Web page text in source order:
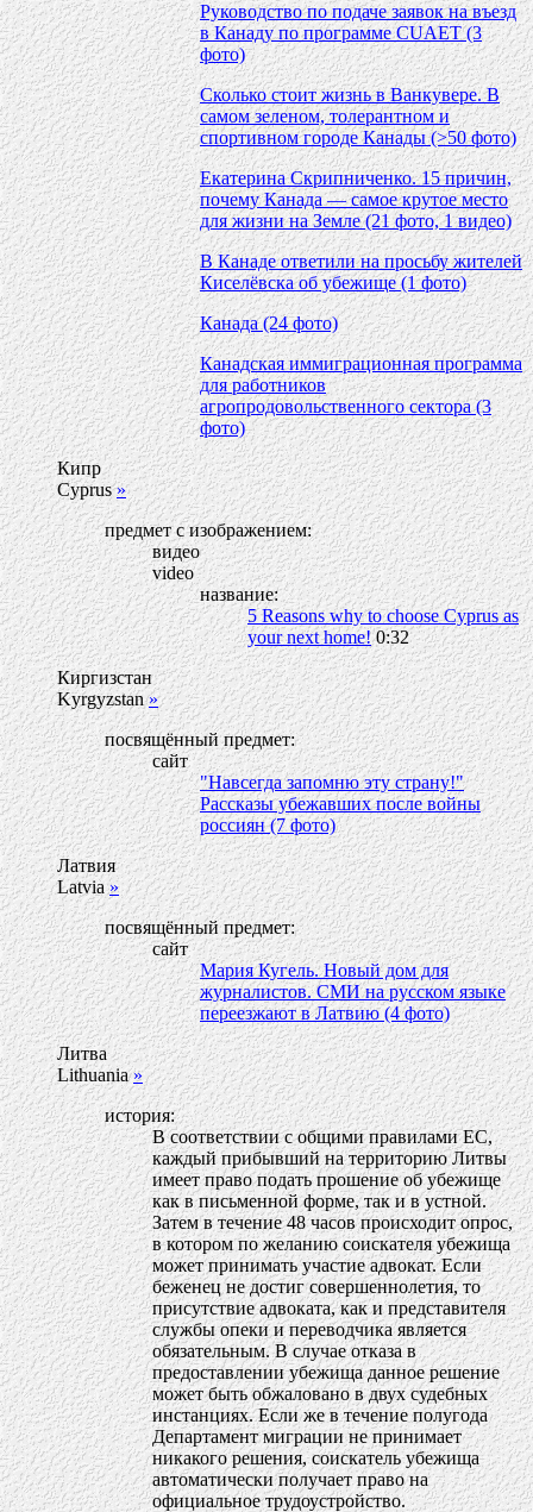
Руководство по подаче заявок на въезд
в Канаду по программе CUAET (3
фото)
Сколько стоит жизнь в Ванкувере. В
самом зеленом, толерантном и
спортивном городе Канады (>50 фото)
Екатерина Скрипниченко. 15 причин,
почему Канада — самое крутое место
для жизни на Земле (21 фото, 1 видео)
В Канаде ответили на просьбу жителей
Киселёвска об убежище (1 фото)
Канада (24 фото)
Канадская иммиграционная программа
для работников
агропродовольственного сектора (3
фото)
Кипр
Cyprus»
предмет с изображением:
видео
video
название:
5 Reasons why to choose Cyprus as
your next home!0:32
Киргизстан
Kyrgyzstan»
посвящённый предмет:
сайт
"Навсегда запомню эту страну!"
Рассказы убежавших после войны
россиян (7 фото)
Латвия
Latvia»
посвящённый предмет:
сайт
Мария Кугель. Новый дом для
журналистов. СМИ на русском языке
переезжают в Латвию (4 фото)
Литва
Lithuania»
история:
В соответствии с общими правилами ЕС,
каждый прибывший на территорию Литвы
имеет право подать прошение об убежище
как в письменной форме, так и в устной.
Затем в течение 48 часов происходит опрос,
в котором по желанию соискателя убежища
может принимать участие адвокат. Если
беженец не достиг совершеннолетия, то
присутствие адвоката, как и представителя
службы опеки и переводчика является
обязательным. В случае отказа в
предоставлении убежища данное решение
может быть обжаловано в двух судебных
инстанциях. Если же в течение полугода
Департамент миграции не принимает
никакого решения, соискатель убежища
автоматически получает право на
официальное трудоустройство.